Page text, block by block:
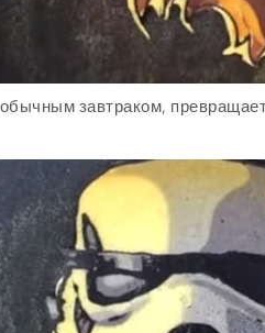
завтраком,